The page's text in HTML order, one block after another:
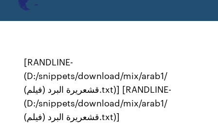
[RANDLINE-
(D:/snippets/download/mix/arab1/
قشعريرة البرد (فيلم).txt)] [RANDLINE-
(D:/snippets/download/mix/arab1/
قشعريرة البرد (فيلم).txt)]